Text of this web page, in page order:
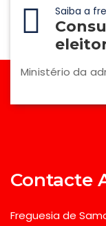
Saiba a
Ministério da
Contacte
Freguesia de